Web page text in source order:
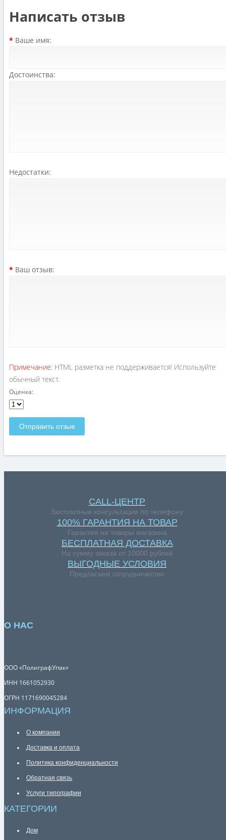
Написать отзыв
Ваше имя:
Достоинства:
Недостатки:
Ваш отзыв:
Примечание: HTML разметка не поддерживается! Используйте
обычный текст.
Оценка:
Отправить отзыв
CALL-ЦЕНТР
Бесплатные консультации по телефону
100% ГАРАНТИЯ НА ТОВАР
Гарантия на товары магазина
БЕСПЛАТНАЯ ДОСТАВКА
На сумму заказа от 10000 рублей
ВЫГОДНЫЕ УСЛОВИЯ
Предлагаем сотрудничество
О НАС
ООО «ПолиграфУпак»
ИНН 1661052930
ОГРН 1171690045284
ИНФОРМАЦИЯ
О компании
Доставка и оплата
Политика конфиденциальности
Обратная связь
Услуги типографии
КАТЕГОРИИ
Дом